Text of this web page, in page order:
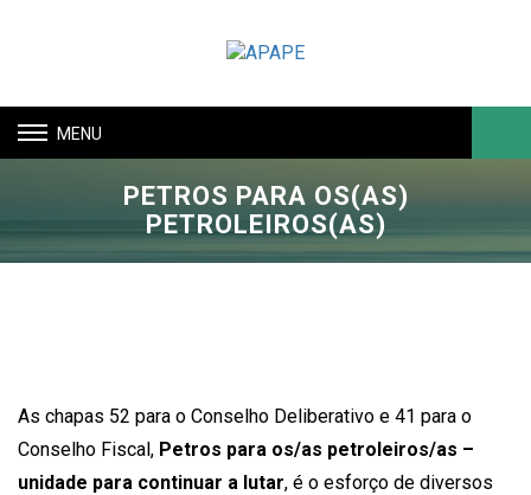
Toggle
navigation
PETROS PARA OS(AS)
PETROLEIROS(AS)
As chapas 52 para o Conselho Deliberativo e 41 para o
Conselho Fiscal, Petros para os/as petroleiros/as –
unidade para continuar a lutar, é o esforço de diversos